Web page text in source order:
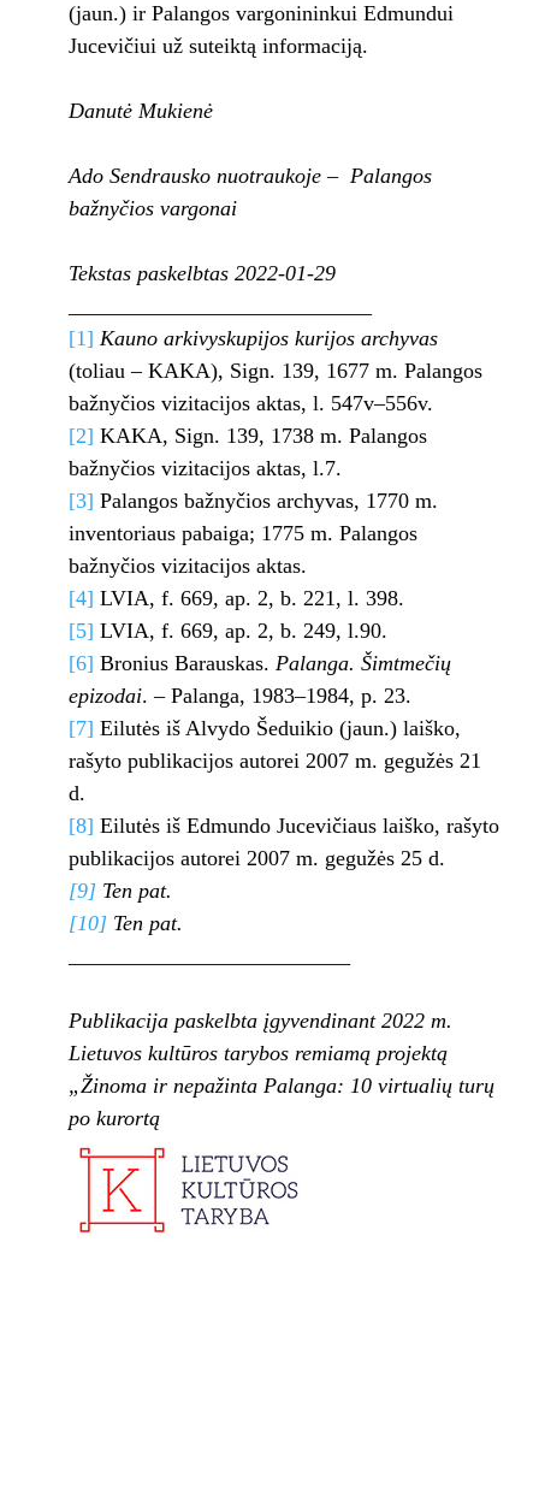
(jaun.) ir Palangos vargonininkui Edmundui
Jucevičiui už suteiktą informaciją.
Danutė Mukienė
Ado Sendrausko nuotraukoje – Palangos
bažnyčios vargonai
Tekstas paskelbtas 2022-01-29
[1] Kauno arkivyskupijos kurijos archyvas
(toliau – KAKA), Sign. 139, 1677 m. Palangos
bažnyčios vizitacijos aktas, l. 547v–556v.
[2] KAKA, Sign. 139, 1738 m. Palangos
bažnyčios vizitacijos aktas, l.7.
[3] Palangos bažnyčios archyvas, 1770 m.
inventoriaus pabaiga; 1775 m. Palangos
bažnyčios vizitacijos aktas.
[4] LVIA, f. 669, ap. 2, b. 221, l. 398.
[5] LVIA, f. 669, ap. 2, b. 249, l.90.
[6] Bronius Barauskas. Palanga. Šimtmečių
epizodai. – Palanga, 1983–1984, p. 23.
[7] Eilutės iš Alvydo Šeduikio (jaun.) laiško,
rašyto publikacijos autorei 2007 m. gegužės 21
d.
[8] Eilutės iš Edmundo Jucevičiaus laiško, rašyto
publikacijos autorei 2007 m. gegužės 25 d.
[9] Ten pat.
[10] Ten pat.
Publikacija paskelbta įgyvendinant 2022 m.
Lietuvos kultūros tarybos remiamą projektą
„Žinoma ir nepažinta Palanga: 10 virtualių turų
po kurortą